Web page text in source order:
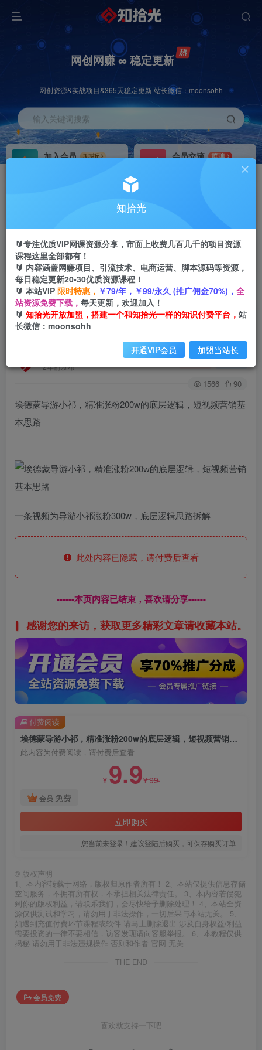
网创网赚 ∞ 稳定更新
网创资源&实战项目&365天稳定更新 站长微信：moonsohh
输入关键词搜索
加入会员
3.3折
会员交流
群聊
首页 创业课程 会员免费 正文
埃德蒙导游小祁，精准涨粉200w的底层逻辑，短
视频营销基本思路
2年前发布
关注 私信
1566 90
埃德蒙导游小祁，精准涨粉200w的底层逻辑，短视频营销基
本思路
一条视频为导游小祁涨粉300w，底层逻辑思路拆解
此处内容已隐藏，请付费后查看
------本页内容已结束，喜欢请分享------
感谢您的来访，获取更多精彩文章请收藏本站。
埃德蒙导游小祁，精准涨粉200w的底层逻辑，短视频营销基本思路
此内容为付费阅读，请付费后查看
¥ 9.9¥99
会员 免费
立即购买
您当前未登录！建议登陆后购买，可保存购买订单
付费阅读
© 版权声明
1、本内容转载于网络，版权归原作者所有！ 2、本站仅提供信息存储
空间服务，不拥有所有权，不承担相关法律责任。 3、本内容若侵犯
到你的版权利益，请联系我们，会尽快给予删除处理！ 4、本站全资
源仅供测试和学习，请勿用于非法操作，一切后果与本站无关。 5、
如遇到充值付费环节课程或软件 请马上删除退出 涉及自身权益/利益
需要投资的一律不要相信，访客发现请向客服举报。 6、本教程仅供
揭秘 请勿用于非法违规操作 否则和作者 官网 无关
THE END
会员免费
喜欢就支持一下吧
知拾光
🔰专注优质VIP网课资源分享，市面上收费几百几千的项目资源
课程这里全部都有！
🔰 内容涵盖网赚项目、引流技术、电商运营、脚本源码等资源，
每日稳定更新20-30优质资源课程！
🔰 本站VIP 限时特惠， ￥79/年，￥99/永久 (推广佣金70%)， 全
站资源免费下载， 每天更新，欢迎加入！
🔰 知拾光开放加盟，搭建一个和知拾光一样的知识付费平台， 站
长微信：moonsohh
开通VIP会员 加盟当站长